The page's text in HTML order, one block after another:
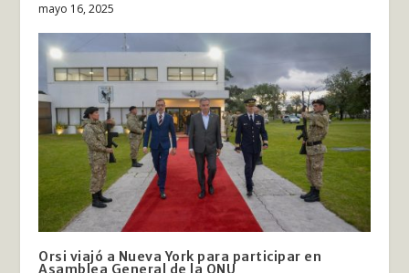
mayo 16, 2025
Orsi viajó a Nueva York para participar en
Asamblea General de la ONU